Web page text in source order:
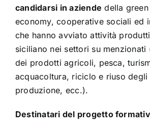
candidarsi in aziende della
economy, cooperative sociali ed
che hanno avviato attività
siciliano nei settori su menzionati
dei prodotti agricoli, pesca,
acquacoltura, riciclo e riuso degli
produzione, ecc.).
Destinatari del progetto